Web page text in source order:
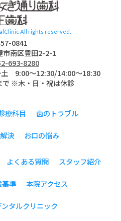
All rights reserved.
0841
市南区豊田2-2-1
693-8280
土 9:00〜12:30/14:00～18:30
※木・日・祝は休診
療科目 歯のトラブル
決 お口の悩み
よくある質問 スタッフ紹介
基準 本院アクセス
タルクリニック